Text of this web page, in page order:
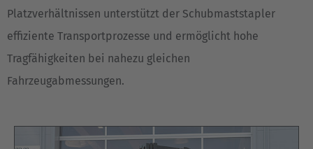
Platzverhältnissen unterstützt der Schubmaststapler
effiziente Transportprozesse und ermöglicht hohe
Tragfähigkeiten bei nahezu gleichen
Fahrzeugabmessungen.